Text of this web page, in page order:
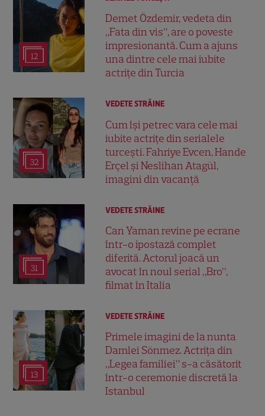
12
Demet Özdemir, vedeta din
„Fata din vis”, are o poveste
impresionantă. Cum a ajuns
una dintre cele mai iubite
actrițe din Turcia
32
VEDETE STRĂINE
Cum își petrec vara cele mai
iubite actrițe din serialele
turcești. Fahriye Evcen, Hande
Erçel și Neslihan Atagül,
imagini din vacanță
31
VEDETE STRĂINE
Can Yaman revine pe ecrane
într-o ipostază complet
diferită. Actorul joacă un
avocat în noul serial „Bro”,
filmat în Italia
13
VEDETE STRĂINE
Primele imagini de la nunta
Damlei Sönmez. Actrița din
„Legea familiei” s-a căsătorit
într-o ceremonie discretă la
Istanbul